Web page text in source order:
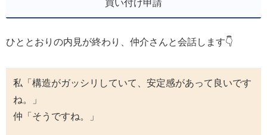
買い付け申請
ひととおりの内見が終わり、仲介さんと会話します👇
私「構造がガッシリしていて、安定感があって良いです
ね。」
仲「そうですね。」